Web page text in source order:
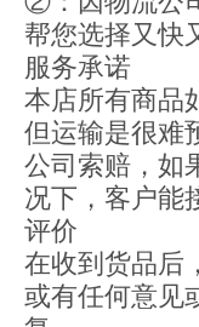
帮您选择又快
服务承诺
本店所有商品
但运输是很难
公司索赔，如
况下，客户能
评价
在收到货品后
或有任何意见